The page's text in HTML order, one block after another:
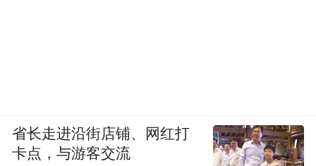
省长走进沿街店铺、网红打
卡点，与游客交流